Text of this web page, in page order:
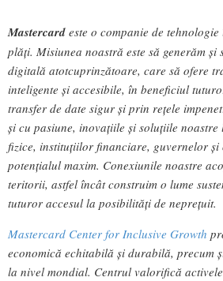
Mastercard este o companie de
plăți. Misiunea noastră este să generăm și
digitală atotcuprinzătoare, care să ofere
inteligente și accesibile, în beneficiul
transfer de date sigur și prin rețele
și cu pasiune, inovațiile și soluțiile
fizice, instituțiilor financiare, guvernelor
potențialul maxim. Conexiunile noastre
teritorii, astfel încât construim o lume
tuturor accesul la posibilități de neprețuit.
Mastercard Center for Inclusive Growth
economică echitabilă și durabilă, precum
la nivel mondial. Centrul valorifică